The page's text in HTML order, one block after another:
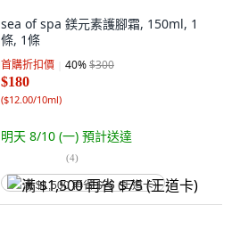
sea of spa 鎂元素護腳霜, 150ml, 1
條, 1條
首購折扣價 40%$300
$180
($12.00/10ml)
明天 8/10 (一) 預計送達
(4)
满 $1,500 再省 $75 (王道卡)